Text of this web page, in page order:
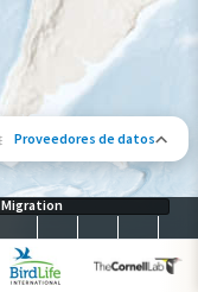
Proveedores de datos
Los siguientes socios contribuyeron
Migration